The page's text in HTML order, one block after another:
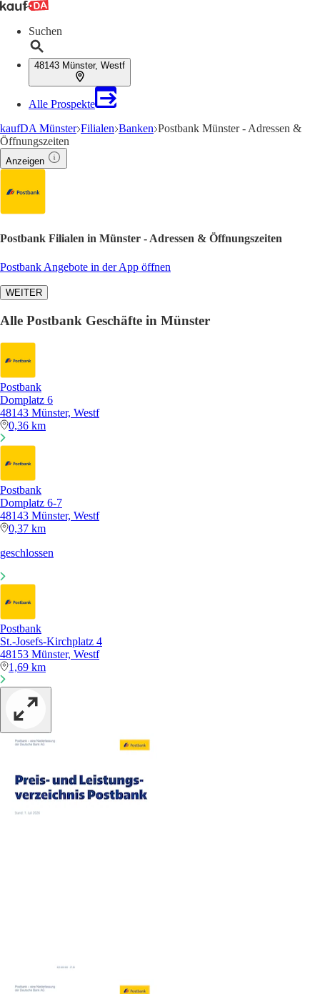
Suchen
48143 Münster, Westf
Alle Prospekte
kaufDA Münster Filialen Banken Postbank Münster - Adressen &
Öffnungszeiten
Anzeigen
Postbank Filialen in Münster - Adressen & Öffnungszeiten
Postbank Angebote in der App öffnen
WEITER
Alle Postbank Geschäfte in Münster
Postbank
Domplatz 6
48143 Münster, Westf
0,36 km
Postbank
Domplatz 6-7
48143 Münster, Westf
0,37 km
geschlossen
Postbank
St.-Josefs-Kirchplatz 4
48153 Münster, Westf
1,69 km